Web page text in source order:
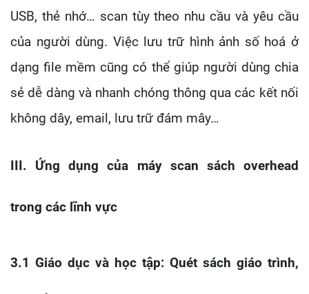
USB, thẻ nhớ… scan tùy theo nhu cầu và yêu cầu
của người dùng. Việc lưu trữ hình ảnh số hoá ở
dạng file mềm cũng có thể giúp người dùng chia
sẻ dễ dàng và nhanh chóng thông qua các kết nối
không dây, email, lưu trữ đám mây…
III. Ứng dụng của máy scan sách overhead
trong các lĩnh vực
3.1 Giáo dục và học tập: Quét sách giáo trình,